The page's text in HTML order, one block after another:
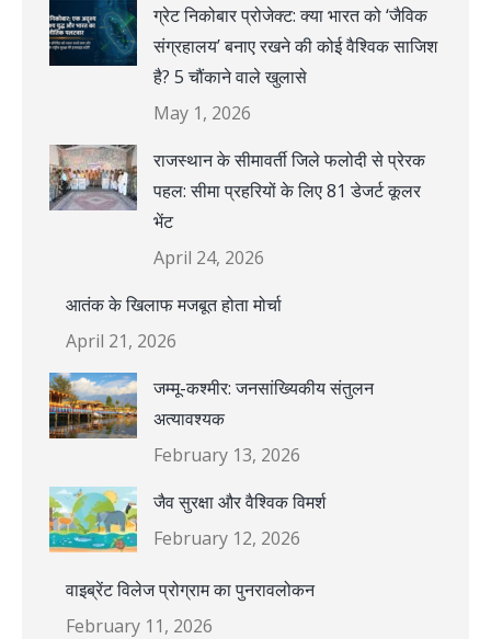
ग्रेट निकोबार प्रोजेक्ट: क्या भारत को ‘जैविक
संग्रहालय’ बनाए रखने की कोई वैश्विक साजिश
है? 5 चौंकाने वाले खुलासे
May 1, 2026
राजस्थान के सीमावर्ती जिले फलोदी से प्रेरक
पहल: सीमा प्रहरियों के लिए 81 डेजर्ट कूलर
भेंट
April 24, 2026
आतंक के खिलाफ मजबूत होता मोर्चा
April 21, 2026
जम्मू-कश्मीर: जनसांख्यिकीय संतुलन
अत्यावश्यक
February 13, 2026
जैव सुरक्षा और वैश्विक विमर्श
February 12, 2026
वाइब्रेंट विलेज प्रोग्राम का पुनरावलोकन
February 11, 2026